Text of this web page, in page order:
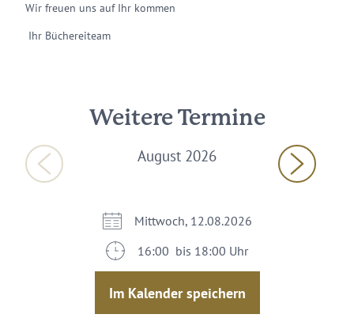
Wir freuen uns auf Ihr kommen
Ihr Büchereiteam
Weitere Termine
August 2026
Mittwoch, 12.08.2026
16:00 bis 18:00 Uhr
Im Kalender speichern